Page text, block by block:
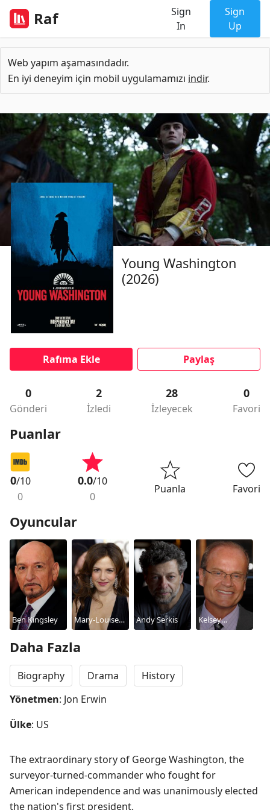
Raf
Sign
In
Sign
Up
Web yapım aşamasındadır.
En iyi deneyim için mobil uygulamamızı indir.
Young Washington
(2026)
Rafıma Ekle Paylaş
0
Gönderi
2
İzledi
28
İzleyecek
0
Favori
Puanlar
0/10
0
0.0/10
0
Puanla Favori
Oyuncular
Ben Kingsley
Mary-Louise
Andy Serkis
Kelsey
Daha Fazla
Biography Drama
History
Yönetmen: Jon Erwin
Ülke: US
The extraordinary story of George Washington, the
surveyor-turned-commander who fought for
American independence and was unanimously elected
the nation's first president.